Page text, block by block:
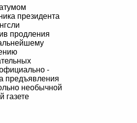
президента
продления
-
необычной
газете